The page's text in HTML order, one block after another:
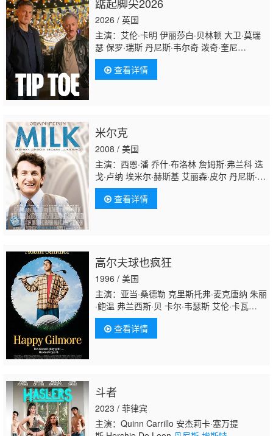
2026 / 英国
主演：艾伦·卡明 伊丽莎白·贝林顿 大卫·莫瑞
瑟 保罗·瑞斯 丹尼斯·韦尔奇 泼奇·奎尼
尔 Stephen·Bailey 查理·孔杜 多米尼克·霍尔
姆斯 卢扬达·乌纳提·刘易斯·尼亚
沃 Clarisse·Félix Isaac·Turner Gabriel·Clark
查看详情
米尔克
2008 / 美国
主演：西恩·潘 乔什·布洛林 詹姆斯·弗兰科 迭
戈·卢纳 埃米尔·赫斯基 艾丽森·皮尔 丹尼斯·欧
哈拉
查看详情
高尔夫球也疯狂
1996 / 美国
主演：亚当·桑德勒 克里斯托弗·麦克唐纳 朱丽
·鲍温 弗兰西斯·贝 卡尔·韦瑟斯 艾伦·卡瓦
特 罗伯特·斯密戈尔 鲍勃·巴克 理查德·基尔 丹
尼斯·杜根 乔·弗莱厄蒂 凯文·尼龙 威尔·萨
索 埃莉·哈维 弗雷德·佩伦 约翰·德斯崔 彼特·
查看详情
斗者
2023 / 菲律宾
主演：Quinn Carrillo 安杰莉卡·塞万提